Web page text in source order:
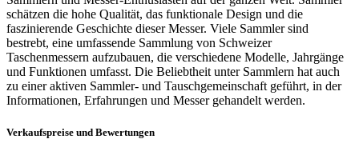
schätzen die hohe Qualität, das funktionale Design und die
faszinierende Geschichte dieser Messer. Viele Sammler sind
bestrebt, eine umfassende Sammlung von Schweizer
Taschenmessern aufzubauen, die verschiedene Modelle, Jahrgänge
und Funktionen umfasst. Die Beliebtheit unter Sammlern hat auch
zu einer aktiven Sammler- und Tauschgemeinschaft geführt, in der
Informationen, Erfahrungen und Messer gehandelt werden.
Verkaufspreise und Bewertungen